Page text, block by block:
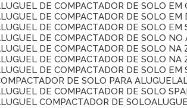
ALUGUEL DE COMPACTADOR DE SOLO EM
ALUGUEL DE COMPACTADOR DE SOLO EM
ALUGUEL DE COMPACTADOR DE SOLO
ALUGUEL DE COMPACTADOR DE SOLO NO
ALUGUEL DE COMPACTADOR DE SOLO
ALUGUEL DE COMPACTADOR DE SOLO NA
ALUGUEL DE COMPACTADOR DE SOLO EM
COMPACTADOR DE SOLO PARA ALUGUEL
ALUGUEL DE COMPACTADOR DE SOLO SP
ALUGUEL COMPACTADOR DE SOLO